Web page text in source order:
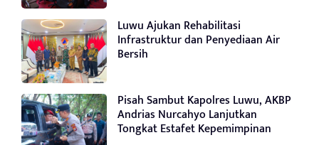
Luwu Ajukan Rehabilitasi
Infrastruktur dan Penyediaan Air
Bersih
Pisah Sambut Kapolres Luwu, AKBP
Andrias Nurcahyo Lanjutkan
Tongkat Estafet Kepemimpinan